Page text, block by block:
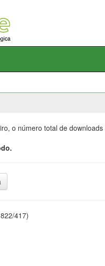
o número total de
417)